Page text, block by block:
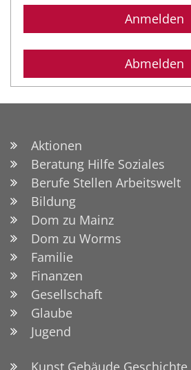
Anmelden
Abmelden
Aktionen
Beratung Hilfe Soziales
Berufe Stellen Arbeitswelt
Bildung
Dom zu Mainz
Dom zu Worms
Familie
Finanzen
Gesellschaft
Glaube
Jugend